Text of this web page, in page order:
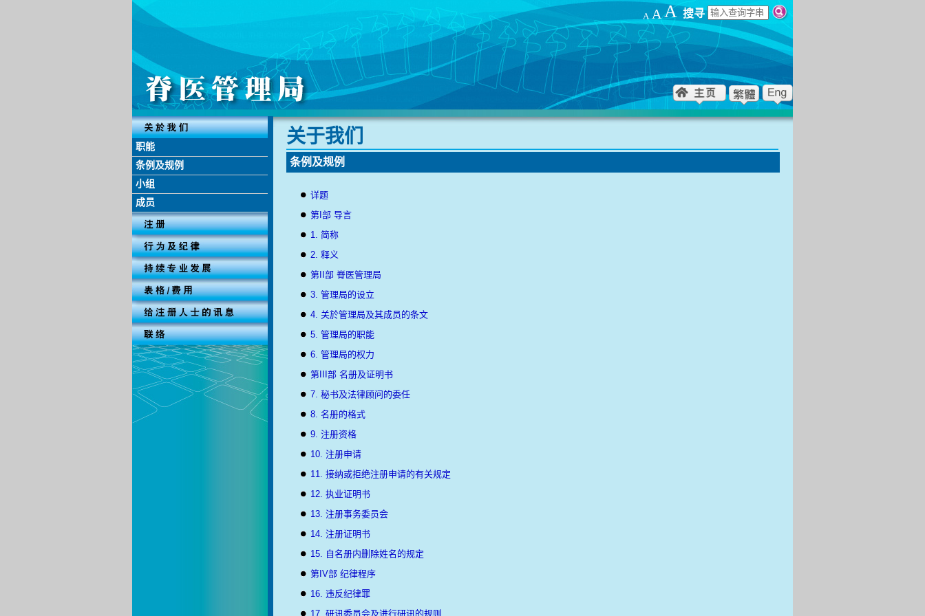
A A A 搜寻
职能
条例及规例
小组
成员
关 于 我 们
条 例 及 规 例
详题
第I部 导言
1. 简称
2. 释义
第II部 脊医管理局
3. 管理局的设立
4. 关於管理局及其成员的条文
5. 管理局的职能
6. 管理局的权力
第III部 名册及证明书
7. 秘书及法律顾问的委任
8. 名册的格式
9. 注册资格
10. 注册申请
11. 接纳或拒绝注册申请的有关规定
12. 执业证明书
13. 注册事务委员会
14. 注册证明书
15. 自名册内删除姓名的规定
第IV部 纪律程序
16. 违反纪律罪
17. 研讯委员会及进行研讯的规则